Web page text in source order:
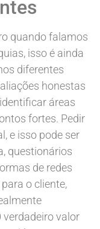
quando falamos
isso é ainda
diferentes
honestas
áreas
fortes. Pedir
e isso pode ser
questionários
de redes
o cliente,
verdadeiro valor